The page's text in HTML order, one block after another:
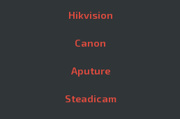
Hikvision
Canon
Aputure
Steadicam